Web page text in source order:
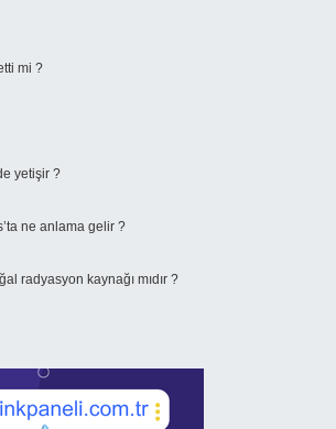
mi ?
yetişir ?
ne anlama gelir ?
radyasyon kaynağı mıdır ?